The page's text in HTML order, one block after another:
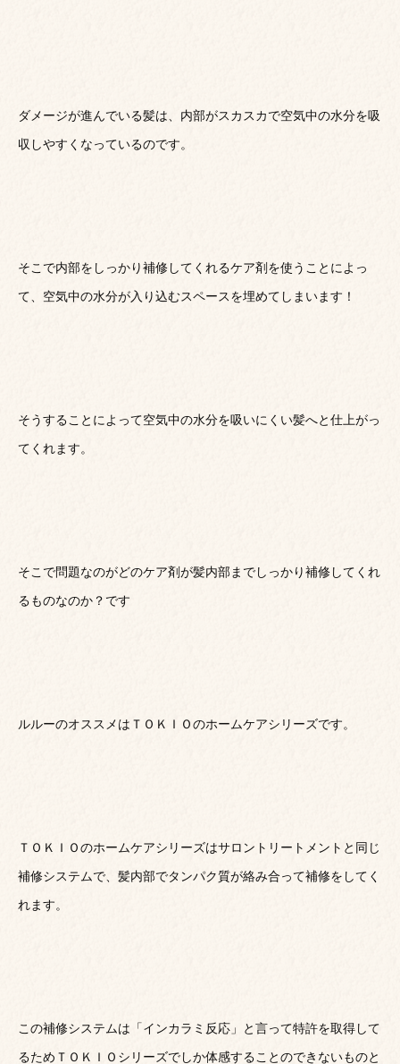
ダメージが進んでいる髪は、内部がスカスカで空気中の水分を吸
収しやすくなっているのです。
そこで内部をしっかり補修してくれるケア剤を使うことによっ
て、空気中の水分が入り込むスペースを埋めてしまいます！
そうすることによって空気中の水分を吸いにくい髪へと仕上がっ
てくれます。
そこで問題なのがどのケア剤が髪内部までしっかり補修してくれ
るものなのか？です
ルルーのオススメはＴＯＫＩＯのホームケアシリーズです。
ＴＯＫＩＯのホームケアシリーズはサロントリートメントと同じ
補修システムで、髪内部でタンパク質が絡み合って補修をしてく
れます。
この補修システムは「インカラミ反応」と言って特許を取得して
るためＴＯＫＩＯシリーズでしか体感することのできないものと